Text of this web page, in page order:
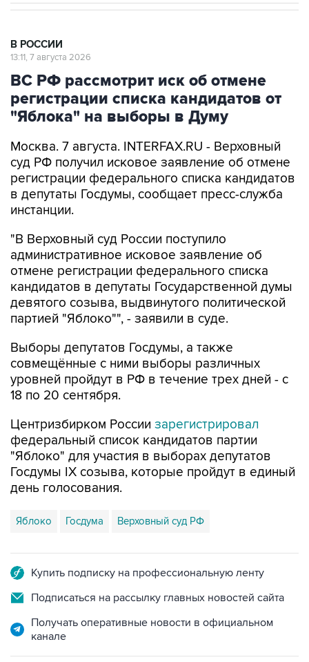
ВС РФ рассмотрит иск об отмене
регистрации списка кандидатов от
"Яблока" на выборы в Думу
Москва. 7 августа. INTERFAX.RU - Верховный
регистрации федерального списка кандидатов
в депутаты Госдумы, сообщает пресс-служба
инстанции.
"В Верховный суд России поступило
отмене регистрации федерального списка
кандидатов в депутаты Государственной думы
девятого созыва, выдвинутого политической
партией "Яблоко"", - заявили в суде.
Выборы депутатов Госдумы, а также
уровней пройдут в РФ в течение трех дней - с
18 по 20 сентября.
Центризбирком России
"Яблоко" для участия в выборах депутатов
Госдумы IX созыва, которые пройдут в единый
день голосования.
Яблоко Госдума Верховный суд РФ
Подписаться на рассылку главных новостей сайта
Получать оперативные новости в официальном
НОВОСТИ ПО ТЕМЕ